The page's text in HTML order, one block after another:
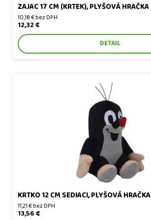
ZAJAC 17 CM (KRTEK), PLYŠOVÁ HRAČKA
10,18 € bez DPH
12,32 €
DETAIL
Krtko 12 cm sediaci, plyšová hračka
KRTKO 12 CM SEDIACI, PLYŠOVÁ HRAČKA
11,21 € bez DPH
13,56 €